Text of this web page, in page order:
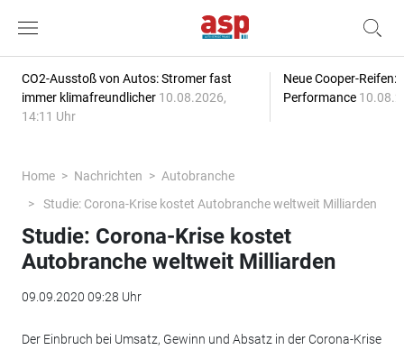
CO2-Ausstoß von Autos: Stromer fast
immer klimafreundlicher 10.08.2026,
14:11 Uhr
Neue Cooper-Reifen:
Performance
Home Nachrichten
Autobranche
Studie: Corona-Krise kostet Autobranche weltweit Milliarden
Studie: Corona-Krise kostet
Autobranche weltweit Milliarden
09.09.2020 09:28 Uhr
Der Einbruch bei Umsatz, Gewinn und Absatz in der Corona-Krise